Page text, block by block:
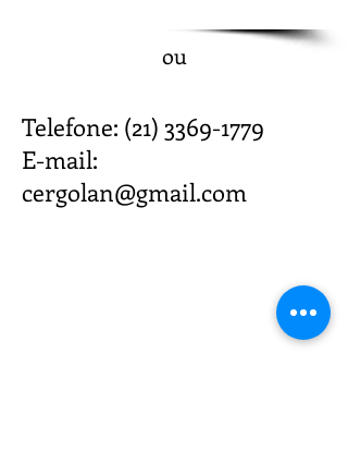
ou
Telefone: (21) 3369-1779
E-mail:
cergolan@gmail.com
Estrada Benvindo de Novaes,